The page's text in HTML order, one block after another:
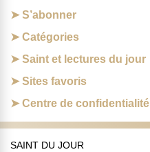
S’abonner
Catégories
Saint et lectures du jour
Sites favoris
Centre de confidentialité
SAINT DU JOUR